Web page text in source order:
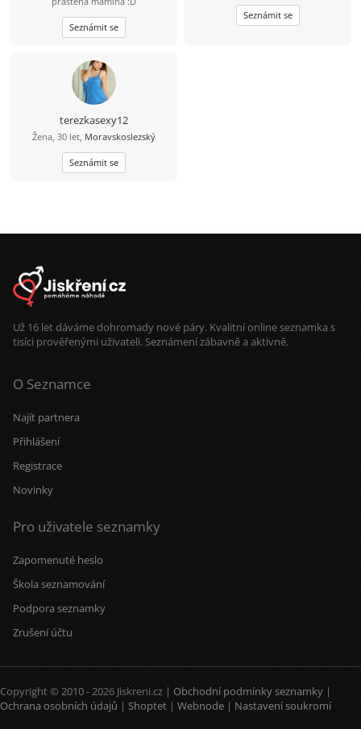
Seznámit se
Seznámit se
terezkasexy12
Žena, 30 let, Moravskoslezský
Seznámit se
Už 16 let dáváme dohromady nové páry. Kvalitní online seznamka s
tisíci prověřenými uživateli. Seznámení zábavně a aktivně.
O Seznamce
Najít partnera
Přihlášení
Registrace
Novinky
Pro uživatele seznamky
Zapomenuté heslo
Škola seznamování
Podpora seznamky
Zrušení účtu
Copyright © 2010 - 2026 Jiskreni.cz | Obchodní podmínky seznamky |
Ochrana osobních údajů | Shoptet | Webnode | Nastavení soukromí